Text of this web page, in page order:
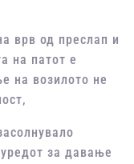
врв од преслап и
на патот е
на возилото не
за давање